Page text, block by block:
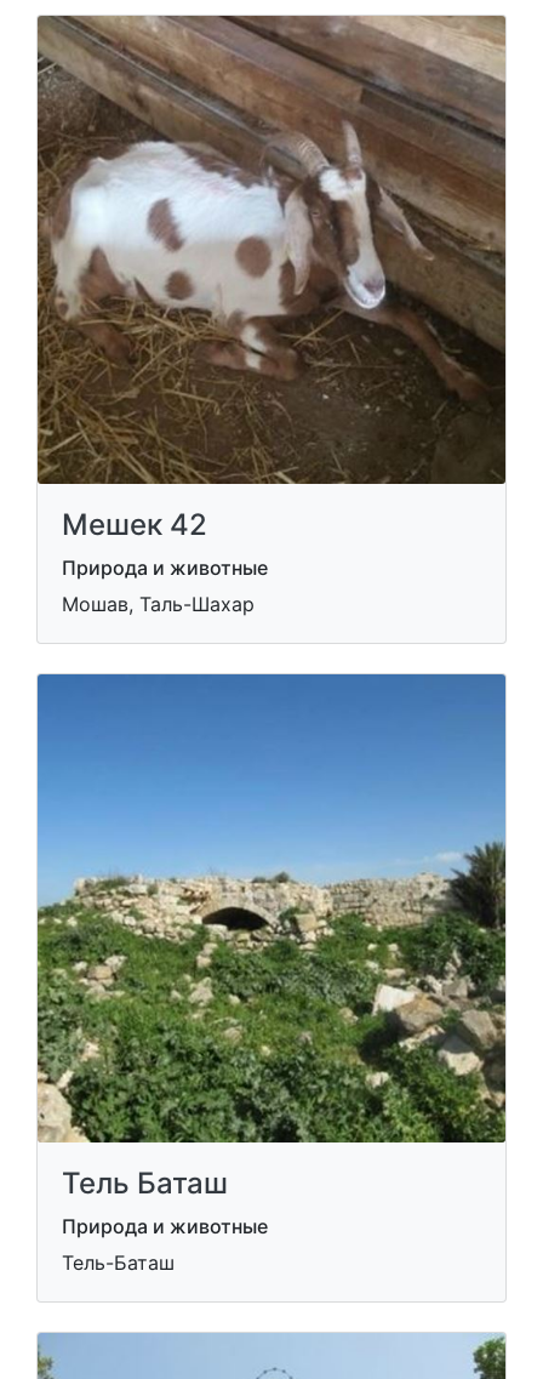
Мешек 42
Природа и животные
Мошав, Таль-Шахар
Тель Баташ
Природа и животные
Тель-Баташ